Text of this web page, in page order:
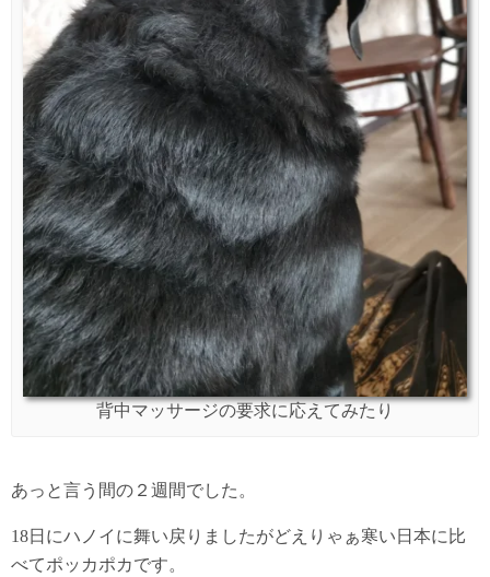
背中マッサージの要求に応えてみたり
あっと言う間の２週間でした。
18日にハノイに舞い戻りましたがどえりゃぁ寒い日本に比
べてポッカポカです。